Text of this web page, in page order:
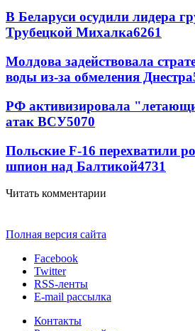
В Беларуси осудили лидера
Трубецкой Михалка6261
Молдова задействовала
воды из-за обмеления Днестра
РФ активизировала
атак ВСУ5070
Польские F-16 перехватили
шпион над Балтикой4731
Читать комментарии
Полная версия сайта
Facebook
Twitter
RSS-ленты
E-mail рассылка
Контакты